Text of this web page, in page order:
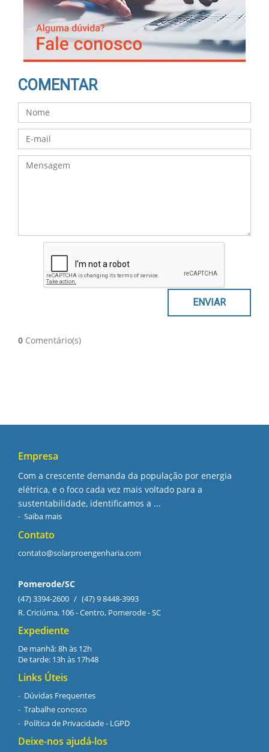
COMENTAR
0 Comentário(s)
Empresa
Com a crescente demanda da população por energia
elétrica, e o foco cada vez mais voltado para a
sustentabilidade, identificamos a ...
Saiba mais
Contato
contato@solarproengenharia.com
Pomerode/SC
(47) 3394-2600 / (47) 9 8448-3993
R. Criciúma, 106 - Centro, Pomerode - SC
Expediente
De manhã: 8h às 12h
De tarde: 13h às 17h48
Links Úteis
Dúvidas Frequentes
Trabalhe conosco
Política de Privacidade - LGPD
Deixe-nos ajudá-los